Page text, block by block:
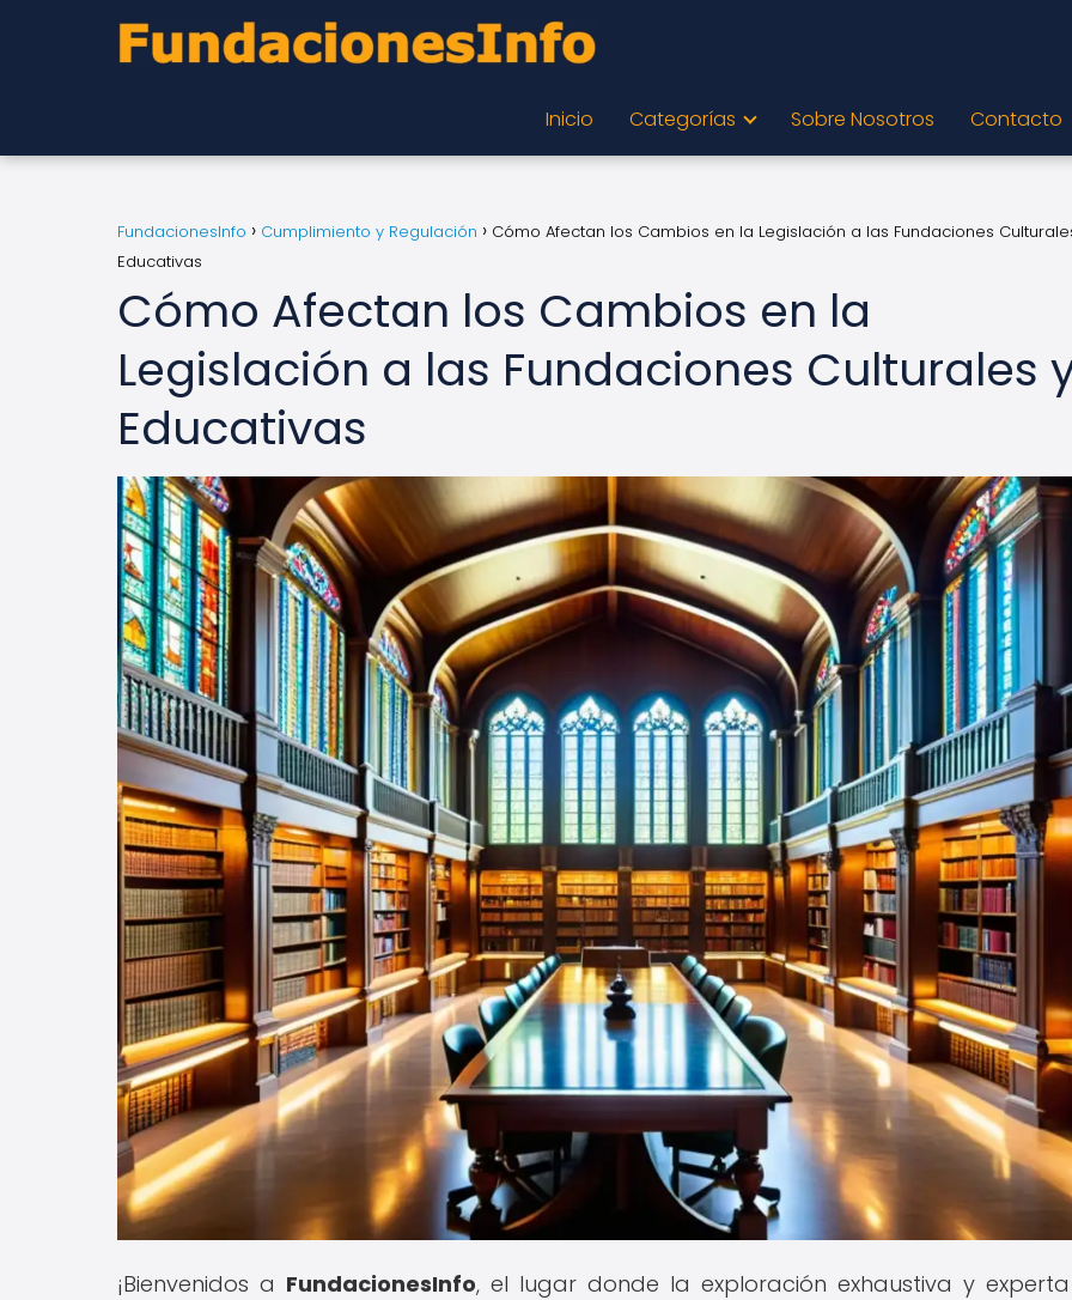
Inicio Categorías Sobre Nosotros Contacto
FundacionesInfo Cumplimiento y Regulación
Cómo Afectan los Cambios en la Legislación a las Fundaciones
Educativas
Cómo Afectan los Cambios en la
Legislación a las Fundaciones Culturales
Educativas
¡Bienvenidos a FundacionesInfo, el lugar donde la exploración exhaustiva y